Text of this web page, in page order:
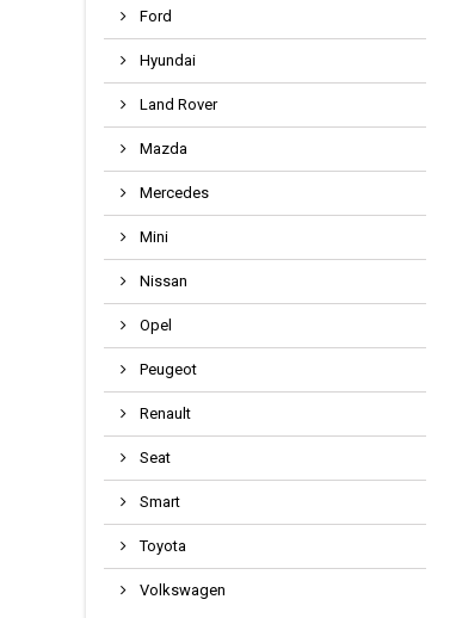
Ford
Hyundai
Land Rover
Mazda
Mercedes
Mini
Nissan
Opel
Peugeot
Renault
Seat
Smart
Toyota
Volkswagen